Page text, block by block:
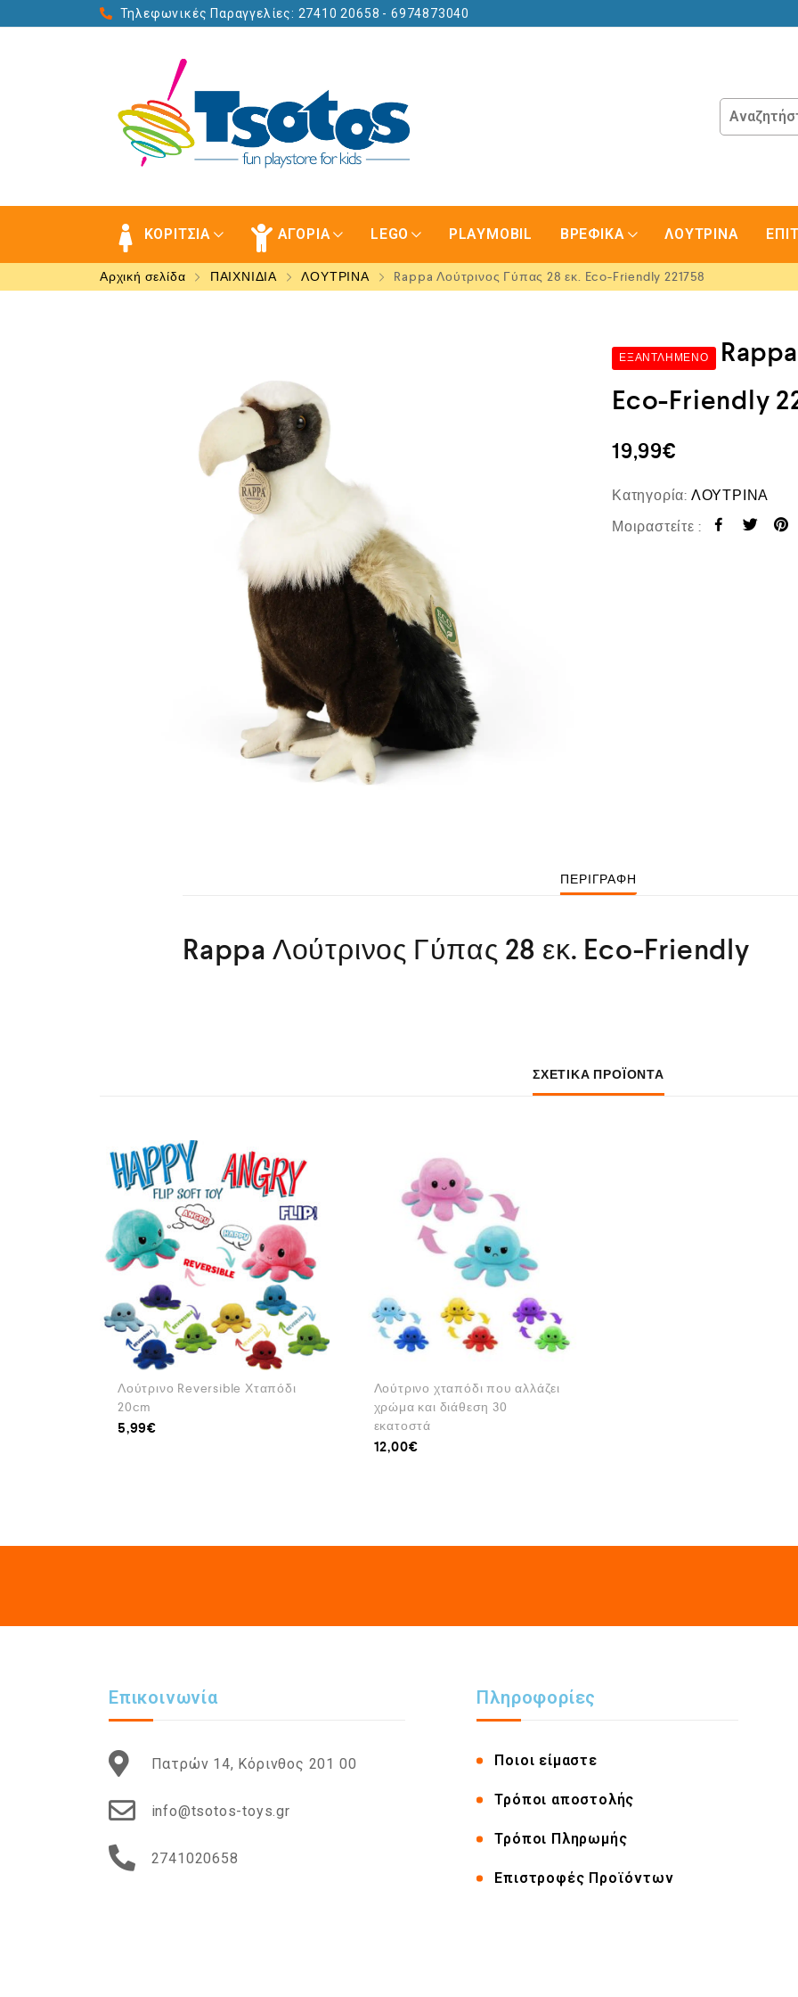
Τηλεφωνικές Παραγγελίες: 27410 20658 - 6974873040
ΚΟΡΙΤΣΙΑ ΑΓΟΡΙΑ LEGO PLAYMOBIL ΒΡΕΦΙΚΑ ΛΟΥΤΡΙΝΑ
Αρχική σελίδα ΠΑΙΧΝΙΔΙΑ ΛΟΥΤΡΙΝΑ Rappa Λούτρινος Γύπας 28 εκ. Eco-Friendly 221758
ΕΞΑΝΤΛΗΜΈΝΟ
Eco-Friendly
19,99€
Κατηγορία: ΛΟΥΤΡΙΝΑ
Μοιραστείτε :
ΠΕΡΙΓΡΑΦΉ
Rappa Λούτρινος Γύπας 28 εκ. Eco-Friendly
ΣΧΕΤΙΚΆ ΠΡΟΪΌΝΤΑ
Λούτρινο Reversible Χταπόδι
20cm
5,99€
Λούτρινο χταπόδι που αλλάζει
χρώμα και διάθεση 30
εκατοστά
12,00€
Επικοινωνία
Πατρών 14, Κόρινθος 201 00
info@tsotos-toys.gr
2741020658
Πληροφορίες
Ποιοι είμαστε
Τρόποι αποστολής
Τρόποι Πληρωμής
Επιστροφές Προϊόντων